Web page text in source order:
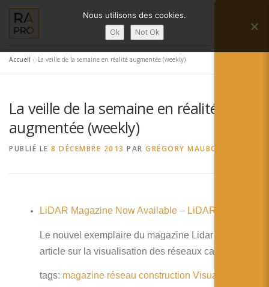
contenu
Menu
SERVICES RA’PRO ACTUALITÉ DE LA RA
简体中文
Accueil »La veille de la semaine en réalité augmentée (weekly)
La veille de la semaine en réalité
augmentée (weekly)
PUBLIÉ LE 8 DÉCEMBRE 2013 PAR GRÉGORY MAUBON
LiDAR Magazine Now Available – LiDAR News
Le nouvel exemplaire du magazine Lidar avec un
article sur la visualisation des réseaux cachés.
tags: magazine réseau construction Visualisation
Nous utilisons des cookies.
Ok Not Ok